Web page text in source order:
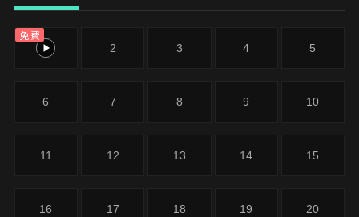
免費
1 2 3 4 5
6 7 8 9 10
11 12 13 14 15
16 17 18 19 20